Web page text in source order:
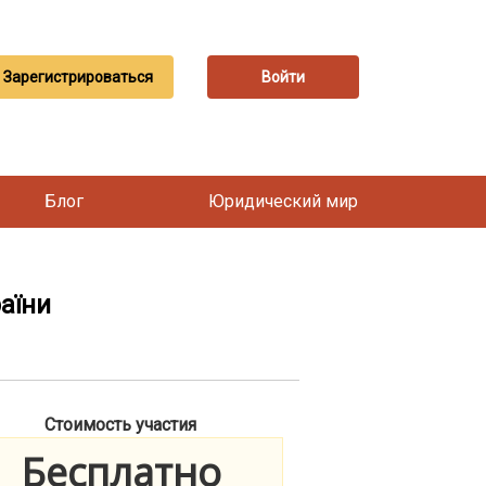
Зарегистрироваться Войти
Блог Юридический мир
Стоимость участия
Бесплатно